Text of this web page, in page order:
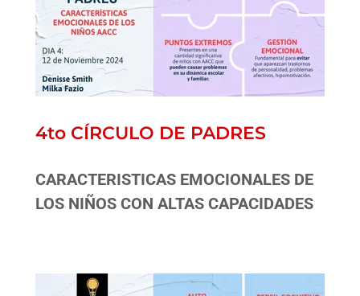
4to CÍRCULO DE PADRES
CARACTERISTICAS EMOCIONALES DE
LOS NIÑOS CON ALTAS CAPACIDADES